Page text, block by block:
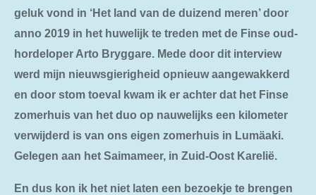
geluk vond in ‘Het land van de duizend meren’ door
anno 2019 in het huwelijk te treden met de Finse oud-
hordeloper Arto Bryggare. Mede door dit interview
werd mijn nieuwsgierigheid opnieuw aangewakkerd
en door stom toeval kwam ik er achter dat het Finse
zomerhuis van het duo op nauwelijks een kilometer
verwijderd is van ons eigen zomerhuis in Lumӓaki.
Gelegen aan het Saimameer, in Zuid-Oost Karelië.
En dus kon ik het niet laten een bezoekje te brengen